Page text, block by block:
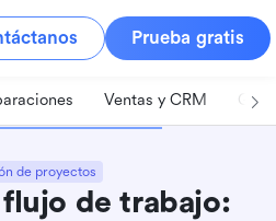
Prueba gratis
Ventas y CRM
de proyectos
de trabajo: